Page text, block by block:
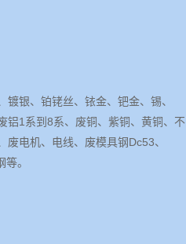
镀银、铂铑丝、铱金、钯金、锡、
铝1系到8系、废铜、紫铜、黄铜、不
废电机、电线、废模具钢Dc53、
。